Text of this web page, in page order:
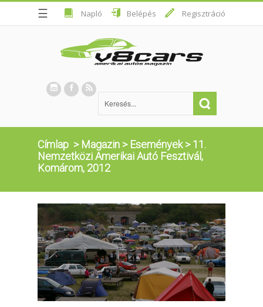
☰ Napló Belépés Regisztráció
Címlap > Magazin > Események>11.
Nemzetközi Amerikai Autó Fesztivál,
Komárom, 2012